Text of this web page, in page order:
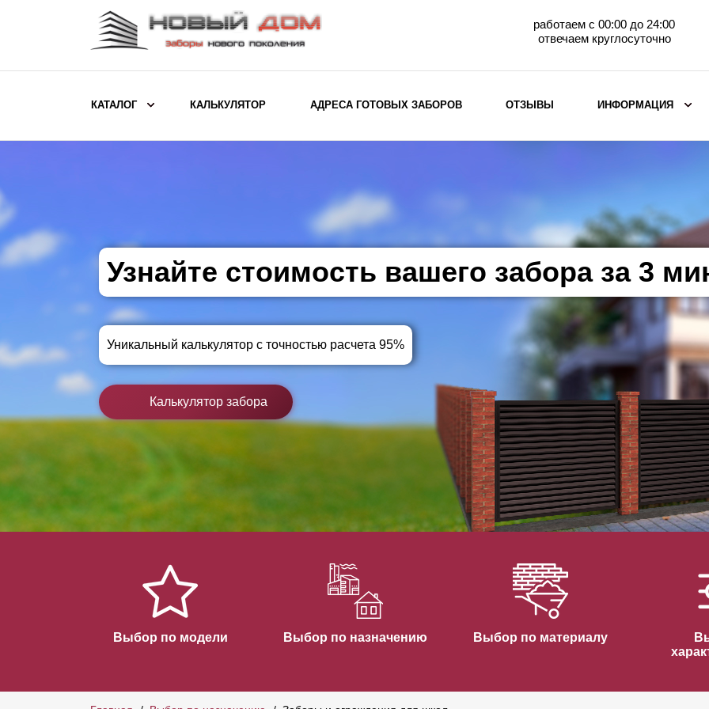
работаем с 00:00 до 24:00
отвечаем круглосуточно
КАТАЛОГ
Заборы Жалюзи
ВЫБОР ПО НАЗНАЧЕНИЮ
садов
Заборы для дачи
Элитные заборы для коттеджей
Заборы и ограждения для школ
Забор на участок 10 соток
Металлические заборы для дачи
Забор жалюзи с кирпичными столбами
Металлические ограждения
ВЫБОР ПО ХАРАКТЕРИСТИКАМ
Горизонтальные заборы
Высокие заборы
Красивые, дизайнерские заборы
ВЫБОР ПО СПОСОБУ МОНТАЖА
Заборы под ключ
Готовые заборы
Быстровозводимые заборы
КАЛЬКУЛЯТОР АДРЕСА ГОТОВЫХ ЗАБОРОВ ОТЗЫВЫ ИНФОРМАЦИЯ
Узнайте стоимость вашего забора за 3
Уникальный калькулятор с точностью расчета 95%
Калькулятор забора
Выбор по модели Выбор по назначению Выбор по материалу